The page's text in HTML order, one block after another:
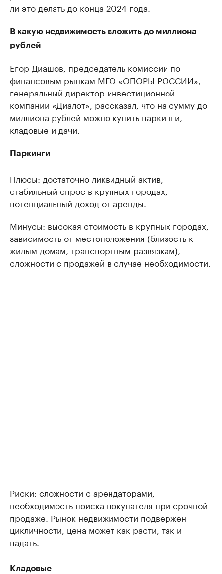
ли это делать до конца 2024 года.
В какую недвижимость вложить до миллиона
рублей
Егор Диашов, председатель комиссии по
финансовым рынкам МГО «ОПОРЫ РОССИИ»,
генеральный директор инвестиционной
компании «Диалот», рассказал, что на сумму до
миллиона рублей можно купить паркинги,
кладовые и дачи.
Паркинги
Плюсы: достаточно ликвидный актив,
стабильный спрос в крупных городах,
потенциальный доход от аренды.
Минусы: высокая стоимость в крупных городах,
зависимость от местоположения (близость к
жилым домам, транспортным развязкам),
сложности с продажей в случае необходимости.
Риски: сложности с арендаторами,
необходимость поиска покупателя при срочной
продаже. Рынок недвижимости подвержен
цикличности, цена может как расти, так и
падать.
Кладовые